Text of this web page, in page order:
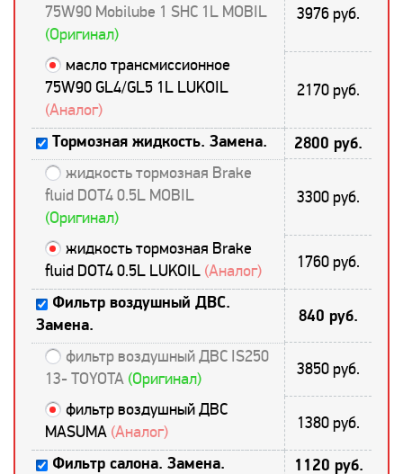
75W90 Mobilube 1 SHC 1L MOBIL
(Оригинал)
3976 руб.
масло трансмиссионное
75W90 GL4/GL5 1L LUKOIL
(Аналог)
2170 руб.
Тормозная жидкость. Замена. 2800 руб.
жидкость тормозная Brake
fluid DOT4 0.5L MOBIL
(Оригинал)
3300 руб.
жидкость тормозная Brake
fluid DOT4 0.5L LUKOIL (Аналог) 1760 руб.
Фильтр воздушный ДВС.
Замена.
840 руб.
фильтр воздушный ДВС IS250
13- TOYOTA (Оригинал) 3850 руб.
фильтр воздушный ДВС
MASUMA (Аналог) 1380 руб.
Фильтр салона. Замена. 1120 руб.